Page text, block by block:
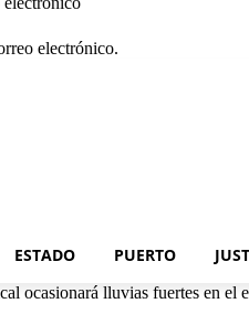
electrónico.
ESTADO PUERTO
ocasionará lluvias fuertes en el